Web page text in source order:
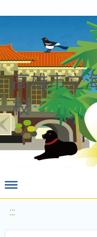
高雄市立
校
:::